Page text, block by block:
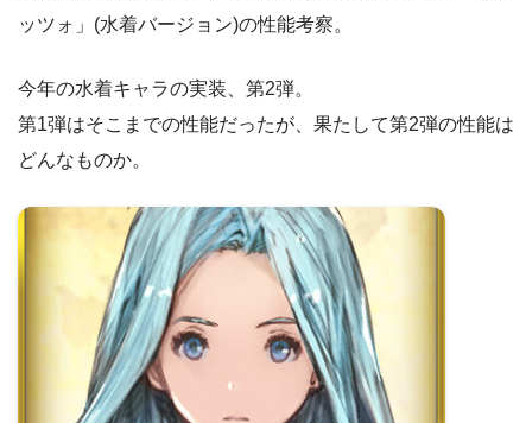
ッツォ」(水着バージョン)の性能考察。
今年の水着キャラの実装、第2弾。
第1弾はそこまでの性能だったが、果たして第2弾の性能は
どんなものか。